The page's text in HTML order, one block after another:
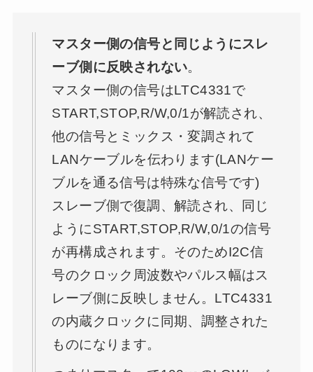
マスター側の信号と同じようにスレ
ーブ側に反映されない。
マスター側の信号はLTC4331で
START,STOP,R/W,0/1が解読され、
他の信号とミックス・変調されて
LANケーブルを伝わります(LANケー
ブルを通る信号は特殊な信号です)
スレーブ側で復調、解読され、同じ
ようにSTART,STOP,R/W,0/1の信号
が再構成されます。そのためI2C信
号のクロック周波数やパルス幅はス
レーブ側に反映しません。LTC4331
の内蔵クロックに同期、調整された
ものになります。